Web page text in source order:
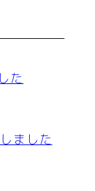
た
ました